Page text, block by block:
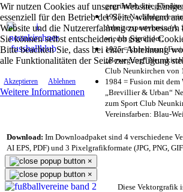
Wir nutzen Cookies auf unserer Website.
essenziell für den Betrieb der Seite, während
Website und die Nutzererfahrung zu
Sie können selbst entscheiden, ob Sie die
Bitte beachten Sie, dass bei einer Ablehnung
alle Funktionalitäten der Seite zur Verfügung
Akzeptieren Ablehnen
Weitere Informationen
gegründet,
1925 =
Arbeitersportverein (A.
wieder gegründet;
1925 = kurz darauf
„Bewegung“
Club Neunkirchen von
1984 = Fusion mit dem
„Brevillier & Urban“
zum Sport Club
Vereinsfarben: Blau-
Download: Im Downloadpaket sind 4 verschiedene
AI EPS, PDF) und 3 Pixelgrafikformate (JPG, PNG,
×
×
Diese Vektorgrafik